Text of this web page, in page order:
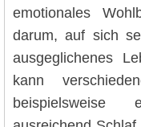
emotionales
darum, auf sich
ausgeglichenes
kann
beispielsweise